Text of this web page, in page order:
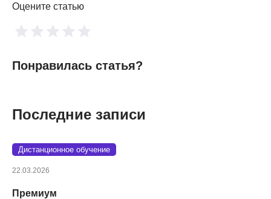
Оцените статью
Понравилась статья?
Последние записи
Дистанционное обучение
22.03.2026
Премиум